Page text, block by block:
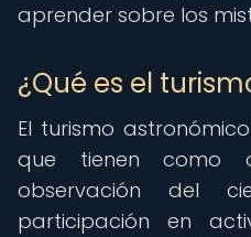
aprender sobre los
¿Qué es el
El turismo
que tienen como
observación del
participación en